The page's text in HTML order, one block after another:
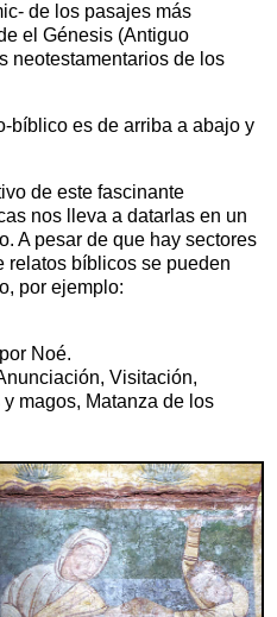
de los pasajes más
el Génesis (Antiguo
neotestamentarios de los
bíblico es de arriba a abajo y
de este fascinante
nos lleva a datarlas en un
A pesar de que hay sectores
relatos bíblicos se pueden
por ejemplo:
Noé.
Visitación,
magos, Matanza de los